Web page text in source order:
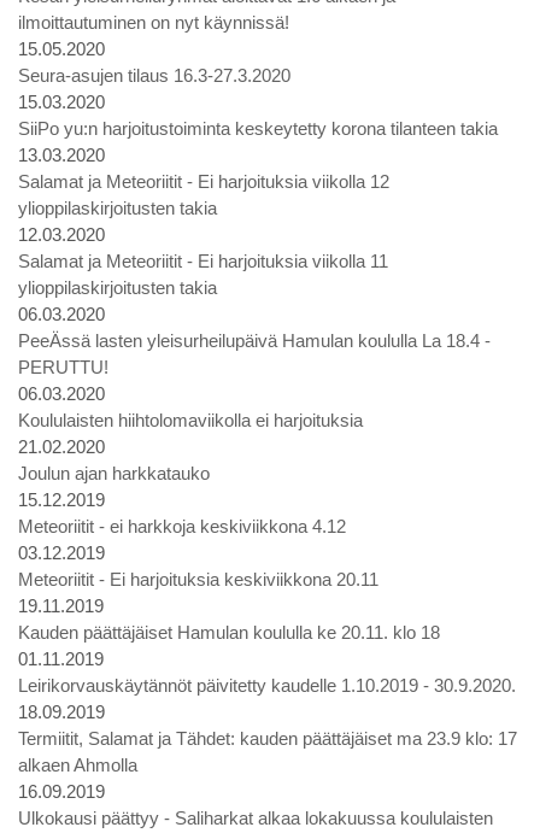
ilmoittautuminen on nyt käynnissä!
15.05.2020
Seura-asujen tilaus 16.3-27.3.2020
15.03.2020
SiiPo yu:n harjoitustoiminta keskeytetty korona tilanteen takia
13.03.2020
Salamat ja Meteoriitit - Ei harjoituksia viikolla 12
ylioppilaskirjoitusten takia
12.03.2020
Salamat ja Meteoriitit - Ei harjoituksia viikolla 11
ylioppilaskirjoitusten takia
06.03.2020
PeeÄssä lasten yleisurheilupäivä Hamulan koululla La 18.4 -
PERUTTU!
06.03.2020
Koululaisten hiihtolomaviikolla ei harjoituksia
21.02.2020
Joulun ajan harkkatauko
15.12.2019
Meteoriitit - ei harkkoja keskiviikkona 4.12
03.12.2019
Meteoriitit - Ei harjoituksia keskiviikkona 20.11
19.11.2019
Kauden päättäjäiset Hamulan koululla ke 20.11. klo 18
01.11.2019
Leirikorvauskäytännöt päivitetty kaudelle 1.10.2019 - 30.9.2020.
18.09.2019
Termiitit, Salamat ja Tähdet: kauden päättäjäiset ma 23.9 klo: 17
alkaen Ahmolla
16.09.2019
Ulkokausi päättyy - Saliharkat alkaa lokakuussa koululaisten